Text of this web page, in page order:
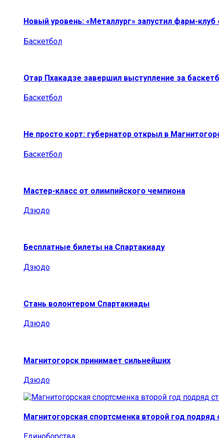
Новый уровень: «Металлург» запустил фарм-
Баскетбол
Отар Пхакадзе завершил выступление за
Баскетбол
Не просто корт: губернатор открыл в
Баскетбол
Мастер-класс от олимпийского чемпиона
Дзюдо
Бесплатные билеты на Спартакиаду
Дзюдо
Стань волонтером Спартакиады
Дзюдо
Магнитогорск принимает сильнейших
Дзюдо
Магнитогорская спортсменка второй год подряд